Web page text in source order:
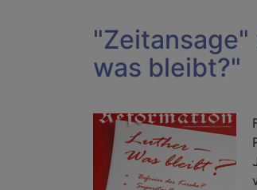
"Zeitansage"
was bleibt?"